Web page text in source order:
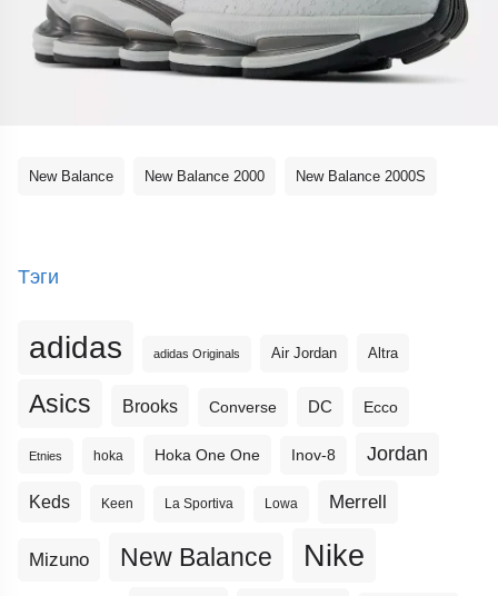
New Balance New Balance 2000 New Balance 2000S
Тэги
adidas adidas Originals Air Jordan Altra
Asics Brooks Converse DC Ecco
Etnies hoka Hoka One One Inov-8 Jordan
Keds Keen La Sportiva Lowa Merrell
Mizuno New Balance Nike